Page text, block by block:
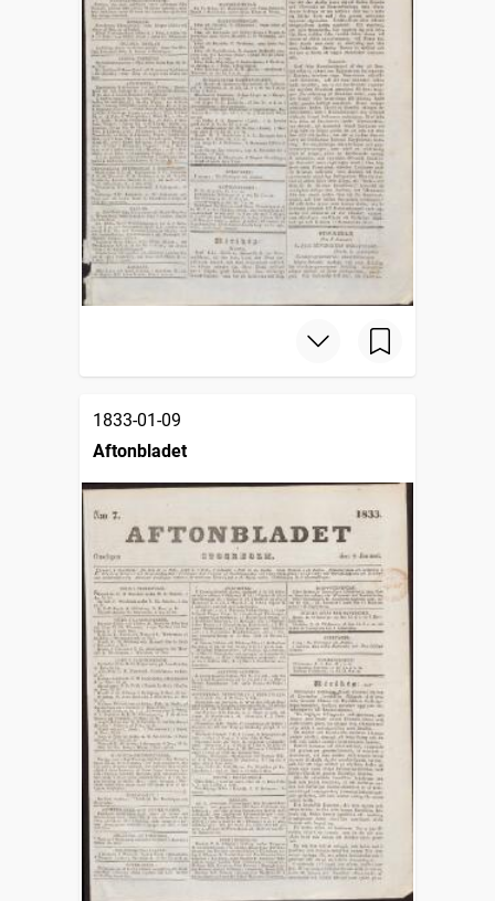
1833-01-09
Aftonbladet